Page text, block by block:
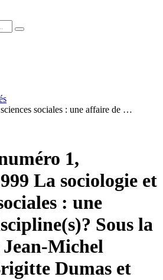
sociales : une affaire de …
1,
La sociologie et
: une
Sous la
Michel
Dumas et